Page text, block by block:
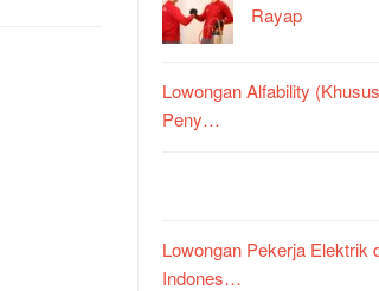
Rayap
Lowongan Alfability
Peny…
Lowongan Pekerja Elektrik
Indones…